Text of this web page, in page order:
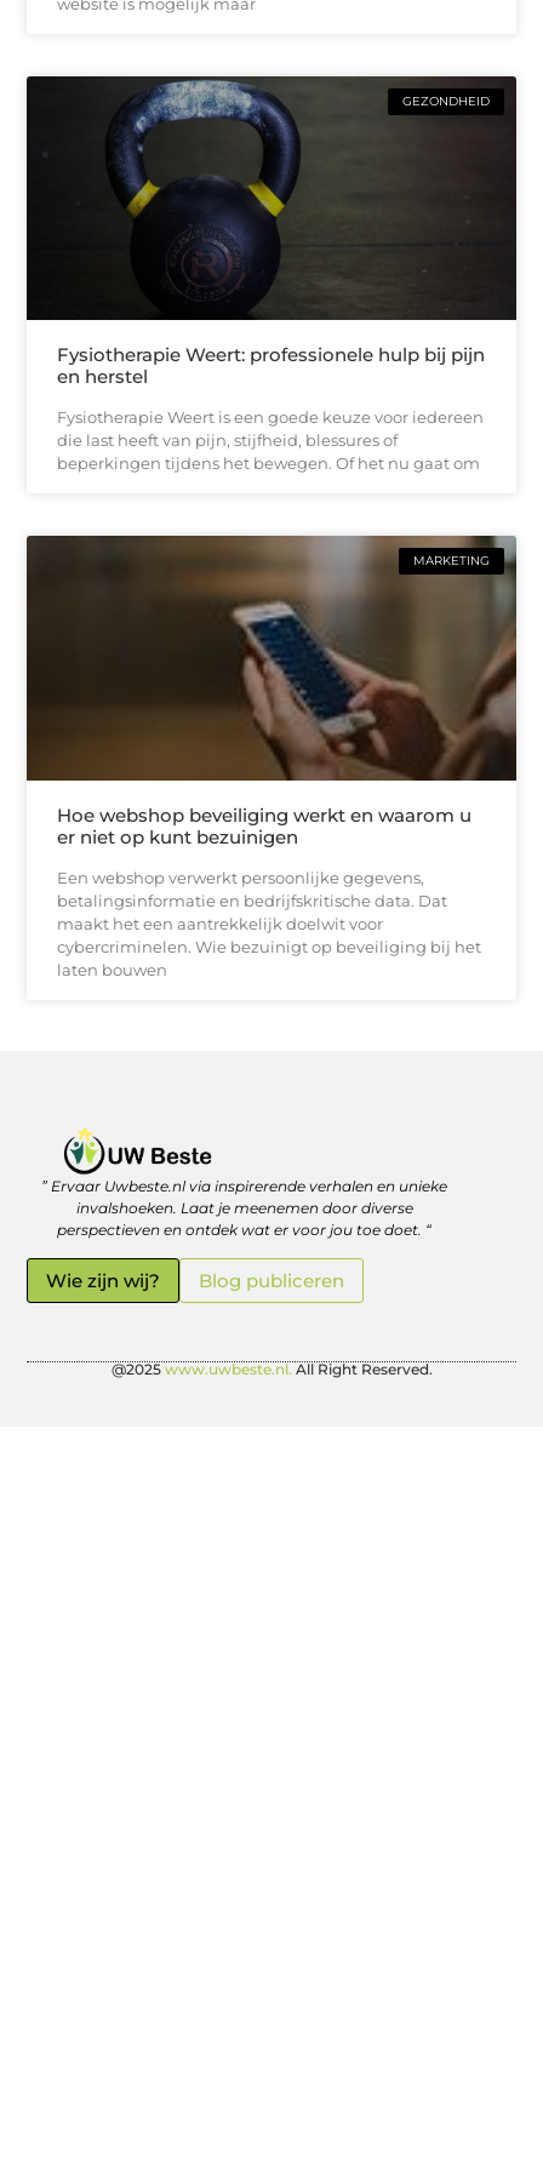
GEZONDHEID
Fysiotherapie Weert: professionele hulp bij pijn
en herstel
Fysiotherapie Weert is een goede keuze voor iedereen
die last heeft van pijn, stijfheid, blessures of
beperkingen tijdens het bewegen. Of het nu gaat om
MARKETING
Hoe webshop beveiliging werkt en waarom u
er niet op kunt bezuinigen
Een webshop verwerkt persoonlijke gegevens,
betalingsinformatie en bedrijfskritische data. Dat
maakt het een aantrekkelijk doelwit voor
cybercriminelen. Wie bezuinigt op beveiliging bij het
laten bouwen
” Ervaar Uwbeste.nl via inspirerende verhalen en unieke
invalshoeken. Laat je meenemen door diverse
perspectieven en ontdek wat er voor jou toe doet. “
Wie zijn wij? Blog publiceren
@2025 www.uwbeste.nl. All Right Reserved.